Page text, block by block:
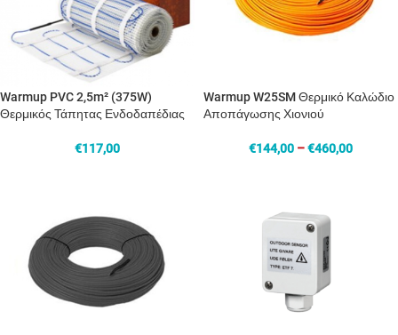
Warmup PVC 2,5m² (375W)
Θερμικός Τάπητας Ενδοδαπέδιας
€117,00
Warmup W25SM Θερμικό Καλώδιο
Αποπάγωσης Χιονιού
€144,00 –€460,00